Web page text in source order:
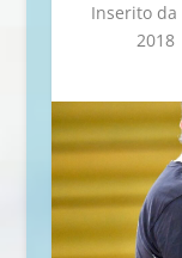
Inserito da
2018